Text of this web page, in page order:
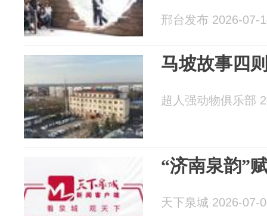
邢台发布 2026-07-
马坡故事四
超人强动物俱乐部
“济南泉韵”
天下泉城 2026-07-